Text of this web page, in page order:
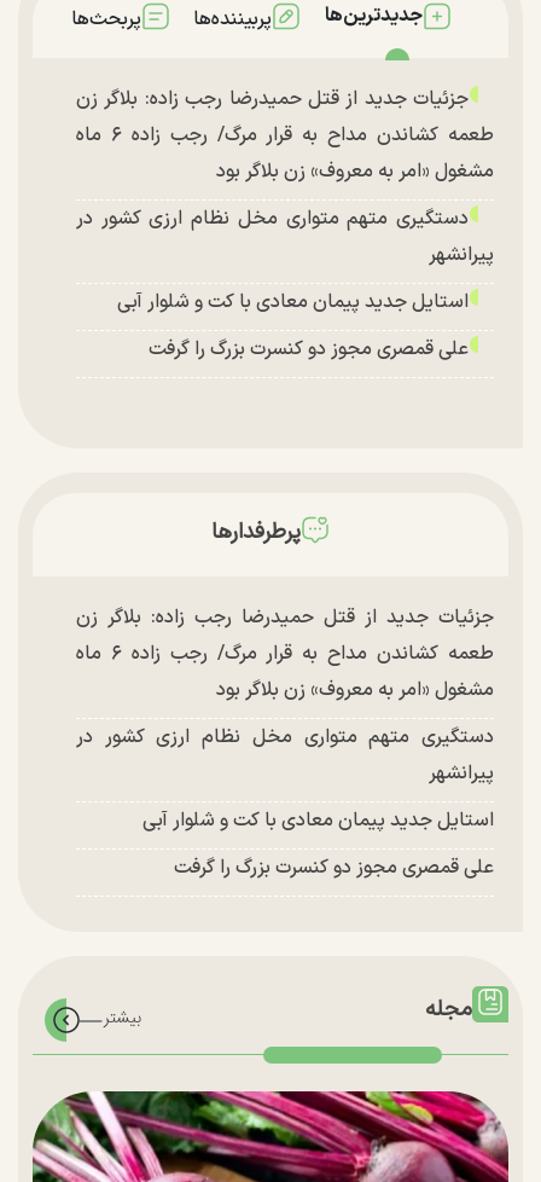
جدیدترین‌ها پربیننده‌ها پربحث‌ها
جزئیات جدید از قتل حمیدرضا رجب زاده: بلاگر زن
طعمه کشاندن مداح به قرار مرگ/ رجب زاده ۶ ماه
مشغول «امر به معروف» زن بلاگر بود
دستگیری متهم متواری مخل نظام ارزی کشور در
پیرانشهر
استایل جدید پیمان معادی با کت و شلوار آبی
علی قمصری مجوز دو کنسرت بزرگ را گرفت
پرطرفدارها
جزئیات جدید از قتل حمیدرضا رجب زاده: بلاگر زن
طعمه کشاندن مداح به قرار مرگ/ رجب زاده ۶ ماه
مشغول «امر به معروف» زن بلاگر بود
دستگیری متهم متواری مخل نظام ارزی کشور در
پیرانشهر
استایل جدید پیمان معادی با کت و شلوار آبی
علی قمصری مجوز دو کنسرت بزرگ را گرفت
مجله